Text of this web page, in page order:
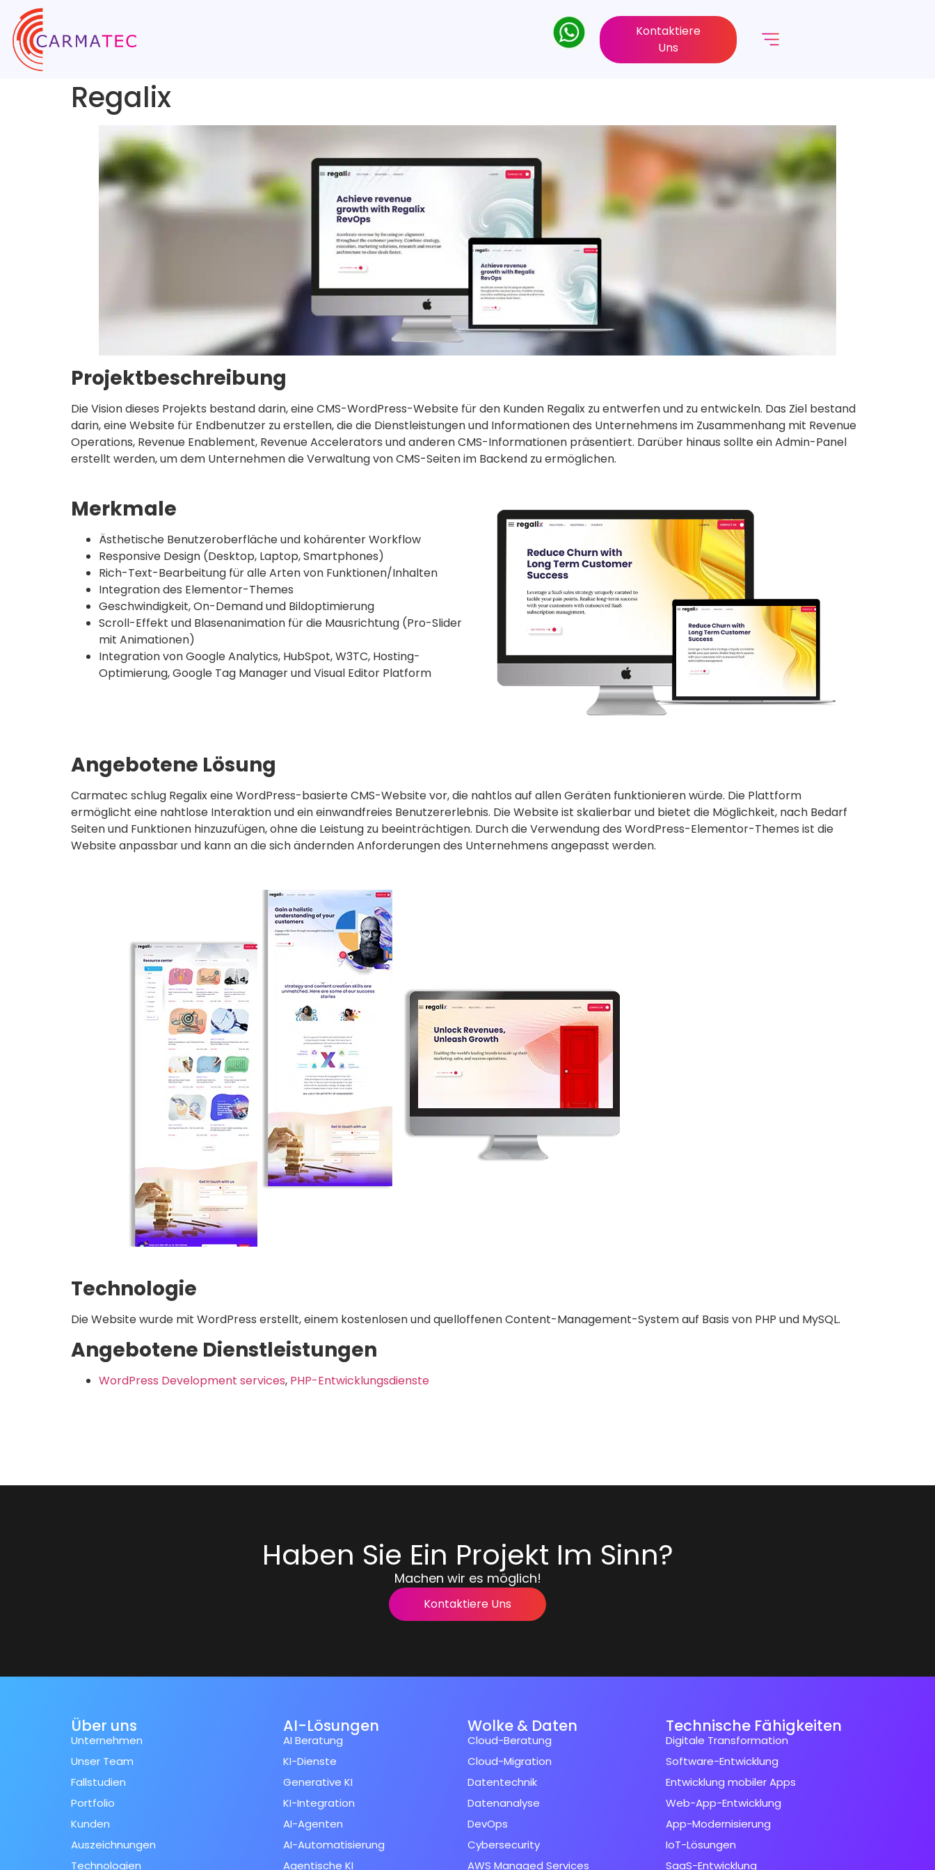
Kontaktiere
Uns
Regalix
Projektbeschreibung
Die Vision dieses Projekts bestand darin, eine CMS-WordPress-Website für den Kunden Regalix zu entwerfen und zu entwickeln. Das Ziel bestand
darin, eine Website für Endbenutzer zu erstellen, die die Dienstleistungen und Informationen des Unternehmens im Zusammenhang mit Revenue
Operations, Revenue Enablement, Revenue Accelerators und anderen CMS-Informationen präsentiert. Darüber hinaus sollte ein Admin-Panel
erstellt werden, um dem Unternehmen die Verwaltung von CMS-Seiten im Backend zu ermöglichen.
Merkmale
Ästhetische Benutzeroberfläche und kohärenter Workflow
Responsive Design (Desktop, Laptop, Smartphones)
Rich-Text-Bearbeitung für alle Arten von Funktionen/Inhalten
Integration des Elementor-Themes
Geschwindigkeit, On-Demand und Bildoptimierung
Scroll-Effekt und Blasenanimation für die Mausrichtung (Pro-Slider
mit Animationen)
Integration von Google Analytics, HubSpot, W3TC, Hosting-
Optimierung, Google Tag Manager und Visual Editor Platform
Angebotene Lösung
Carmatec schlug Regalix eine WordPress-basierte CMS-Website vor, die nahtlos auf allen Geräten funktionieren würde. Die Plattform
ermöglicht eine nahtlose Interaktion und ein einwandfreies Benutzererlebnis. Die Website ist skalierbar und bietet die Möglichkeit, nach Bedarf
Seiten und Funktionen hinzuzufügen, ohne die Leistung zu beeinträchtigen. Durch die Verwendung des WordPress-Elementor-Themes ist die
Website anpassbar und kann an die sich ändernden Anforderungen des Unternehmens angepasst werden.
Technologie
Die Website wurde mit WordPress erstellt, einem kostenlosen und quelloffenen Content-Management-System auf Basis von PHP und MySQL.
Angebotene Dienstleistungen
WordPress Development services, PHP-Entwicklungsdienste
Haben Sie Ein Projekt Im Sinn?
Machen wir es möglich!
Kontaktiere Uns
Über uns
Unternehmen
Unser Team
Fallstudien
Portfolio
Kunden
Auszeichnungen
Technologien
AI-Lösungen
AI Beratung
KI-Dienste
Generative KI
KI-Integration
AI-Agenten
AI-Automatisierung
Agentische KI
Wolke & Daten
Cloud-Beratung
Cloud-Migration
Datentechnik
Datenanalyse
DevOps
Cybersecurity
AWS Managed Services
Technische Fähigkeiten
Digitale Transformation
Software-Entwicklung
Entwicklung mobiler Apps
Web-App-Entwicklung
App-Modernisierung
IoT-Lösungen
SaaS-Entwicklung